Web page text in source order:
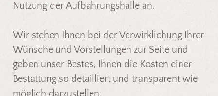
Nutzung der Aufbahrungshalle an.
Wir stehen Ihnen bei der Verwirklichung Ihrer
Wünsche und Vorstellungen zur Seite und
geben unser Bestes, Ihnen die Kosten einer
Bestattung so detailliert und transparent wie
möglich darzustellen.